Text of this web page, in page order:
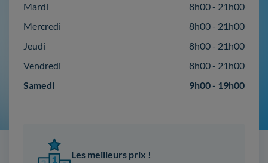
Mardi
8h00 - 21h00
Mercredi
8h00 - 21h00
Jeudi
8h00 - 21h00
Vendredi
8h00 - 21h00
Samedi
9h00 - 19h00
Les meilleurs prix !